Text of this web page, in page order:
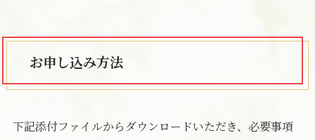
お申し込み方法
下記添付ファイルからダウンロードいただき、必要事項